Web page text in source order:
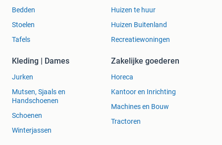
Bedden
Stoelen
Tafels
Huizen te huur
Huizen Buitenland
Recreatiewoningen
Kleding | Dames
Jurken
Mutsen, Sjaals en
Handschoenen
Schoenen
Winterjassen
Zakelijke goederen
Horeca
Kantoor en Inrichting
Machines en Bouw
Tractoren